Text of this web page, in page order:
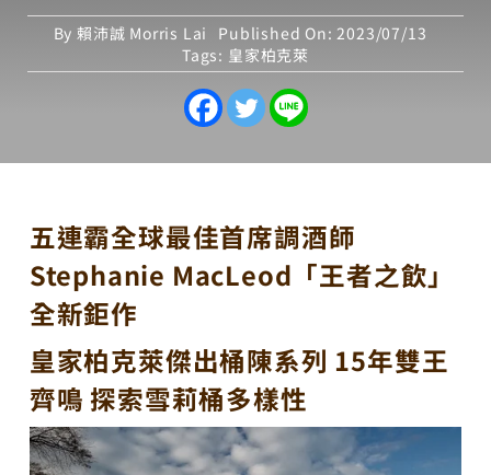
By 賴沛誠 Morris Lai
Published On: 2023/07/13
Tags: 皇家柏克萊
五連霸全球最佳首席調酒師
Stephanie MacLeod「王者之飲」
全新鉅作
皇家柏克萊傑出桶陳系列 15年雙王
齊鳴 探索雪莉桶多樣性